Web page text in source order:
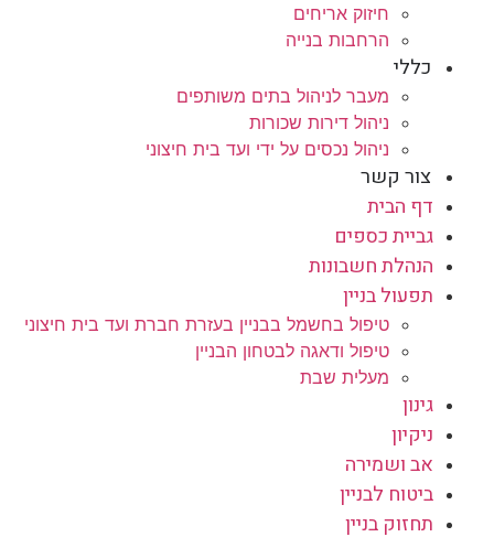
חיזוק אריחים
הרחבות בנייה
כללי
מעבר לניהול בתים משותפים
ניהול דירות שכורות
ניהול נכסים על ידי ועד בית חיצוני
צור קשר
דף הבית
גביית כספים
הנהלת חשבונות
תפעול בניין
טיפול בחשמל בבניין בעזרת חברת ועד בית חיצוני
טיפול ודאגה לבטחון הבניין
מעלית שבת
גינון
ניקיון
אב ושמירה
ביטוח לבניין
תחזוק בניין